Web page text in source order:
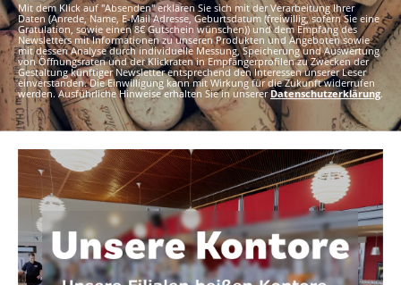
Mit dem Klick auf "Absenden" erklären Sie sich mit der Verarbeitung Ihrer
Daten (Anrede, Name, E-Mail Adresse, Geburtsdatum (freiwillig, sofern Sie eine
Gratulation, sowie einen 8€ Gutschein wünschen)) und dem Empfang des
Newsletters mit Informationen zu unseren Produkten und Angeboten sowie
mit dessen Analyse durch individuelle Messung, Speicherung und Auswertung
von Öffnungsraten und der Klickraten in Empfängerprofilen zu Zwecken der
Gestaltung künftiger Newsletter entsprechend den Interessen unserer Leser
einverstanden. Die Einwilligung kann mit Wirkung für die Zukunft widerrufen
werden. Ausführliche Hinweise erhalten Sie in unsererDatenschutzerklärung.